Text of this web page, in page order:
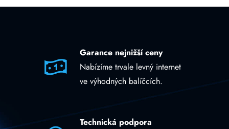
Garance nejnižší ceny
Nabízíme trvale levný internet
ve výhodných balíčcích.
Technická podpora